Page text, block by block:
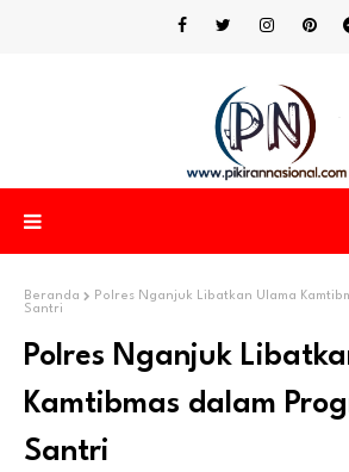
Beranda
Polres Nganjuk Libatkan Ulama
Santri
Polres Nganjuk
Kamtibmas dalam
Santri